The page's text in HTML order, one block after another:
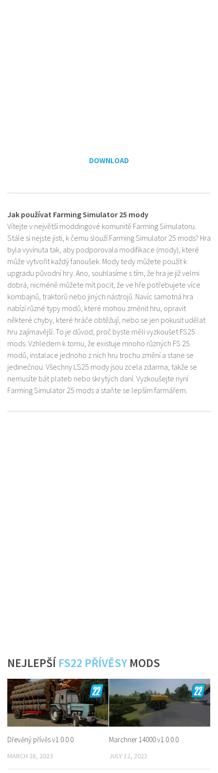
DOWNLOAD
Jak používat Farming Simulator 25 mody
Vítejte v největší moddingové komunitě Farming Simulatoru.
Stále si nejste jisti, k čemu slouží Farming Simulator 25 mods? Hra
byla vyvinuta tak, aby podporovala modifikace (mody), které
může vytvořit každý fanoušek. Mody tedy můžete použít k
upgradu původní hry. Ano, souhlasíme s tím, že hra je již velmi
dobrá, nicméně můžete mít pocit, že ve hře potřebujete více
kombajnů, traktorů nebo jiných nástrojů. Navíc samotná hra
nabízí různé typy modů, které mohou změnit hru, opravit
některé chyby, které hráče obtěžují, nebo se jen pokusit udělat
hru zajímavější. To je důvod, proč byste měli vyzkoušet FS25
mods. Vzhledem k tomu, že existuje mnoho různých FS 25
modů, instalace jednoho z nich hru trochu změní a stane se
jedinečnou. Všechny LS25 mody jsou zcela zdarma, takže se
nemusíte bát plateb nebo skrytých daní. Vyzkoušejte nyní
Farming Simulator 25 mods a staňte se lepším farmářem.
NEJLEPŠÍ FS22 PŘÍVĚSYMODS
Dřevěný přívěs v1.0.0.0
MARCH 28, 2023
Marchner 14000 v1.0.0.0
JULY 12, 2022